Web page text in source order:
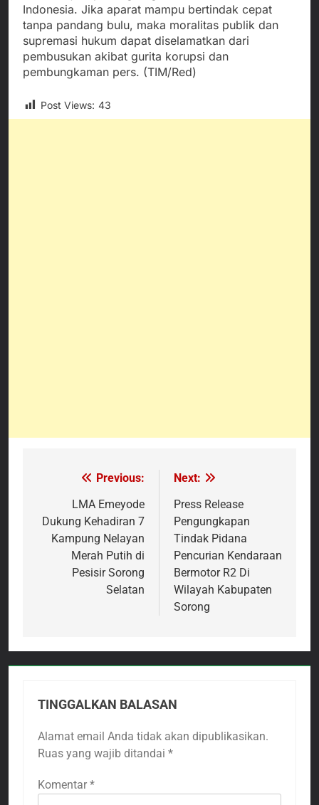
Indonesia. Jika aparat mampu bertindak cepat
tanpa pandang bulu, maka moralitas publik dan
supremasi hukum dapat diselamatkan dari
pembusukan akibat gurita korupsi dan
pembungkaman pers. (TIM/Red)
Post Views: 43
NavigasiPrevious:
LMA Emeyode
Dukung Kehadiran 7
Kampung Nelayan
Merah Putih di
Pesisir Sorong
Selatan
Next:
Press Release
Pengungkapan
Tindak Pidana
Pencurian Kendaraan
Bermotor R2 Di
Wilayah Kabupaten
Sorong
TINGGALKAN BALASAN
Alamat email Anda tidak akan dipublikasikan.
Ruas yang wajib ditandai *
Komentar *